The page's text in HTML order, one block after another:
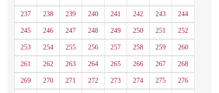
237 238 239 240 241 242 243 244
245 246 247 248 249 250 251 252
253 254 255 256 257 258 259 260
261 262 263 264 265 266 267 268
269 270 271 272 273 274 275 276